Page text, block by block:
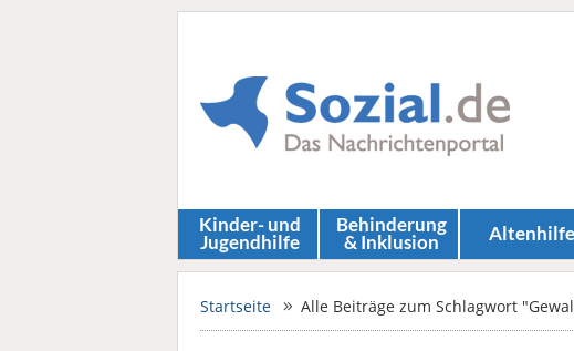
Kinder- und
Jugendhilfe
Behinderung
& Inklusion Altenhilfe
Startseite Alle Beiträge zum Schlagwort